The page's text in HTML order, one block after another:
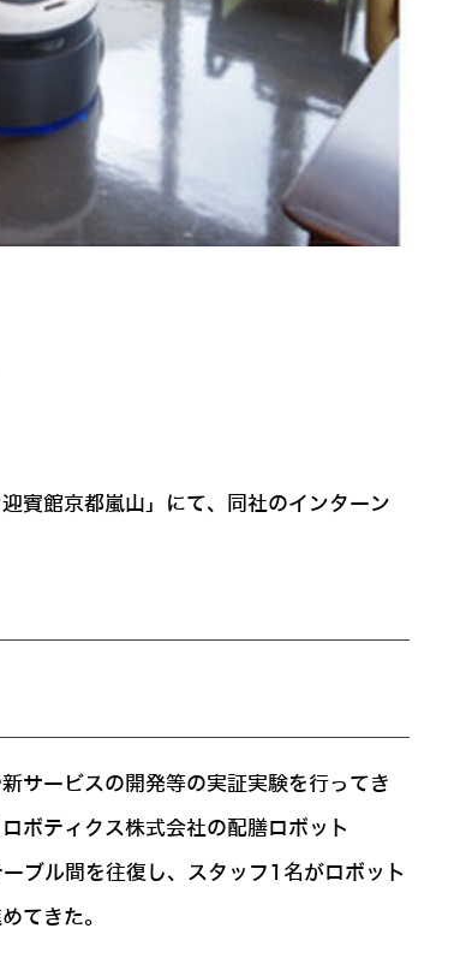
賓館京都嵐山」にて、同社のインターン
サービスの開発等の実証実験を行ってき
ボティクス株式会社の配膳ロボット
ブル間を往復し、スタッフ1名がロボット
てきた。